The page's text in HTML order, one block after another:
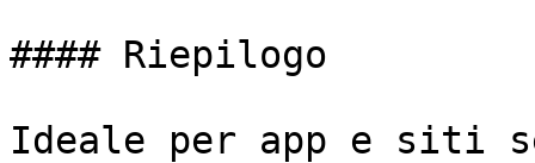
#### Riepilogo
Ideale per app e siti